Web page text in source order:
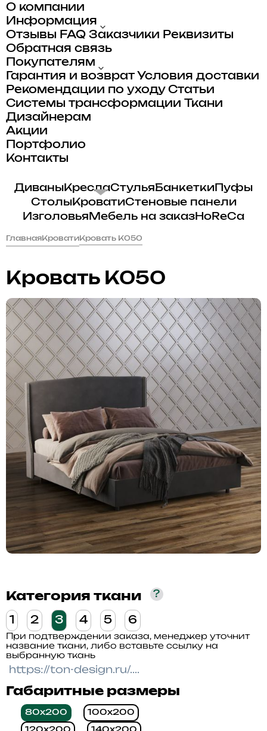
О компании
Информация
Отзывы FAQ Заказчики Реквизиты
Обратная связь
Покупателям
Гарантия и возврат Условия доставки
Рекомендации по уходу Статьи
Системы трансформации
Ткани
Дизайнерам
Акции
Портфолио
Контакты
ДиваныКреслаСтульяБанкеткиПуфы
СтолыКроватиСтеновые панели
Изголовья Мебель на заказHoReCa
ГлавнаяКроватиКровать K050
Кровать K050
Категория ткани ?
1 2 3 4 5 6
При подтверждении заказа, менеджер уточнит
название ткани, либо вставьте ссылку на
выбранную ткань
Габаритные размеры
80x200 100x200